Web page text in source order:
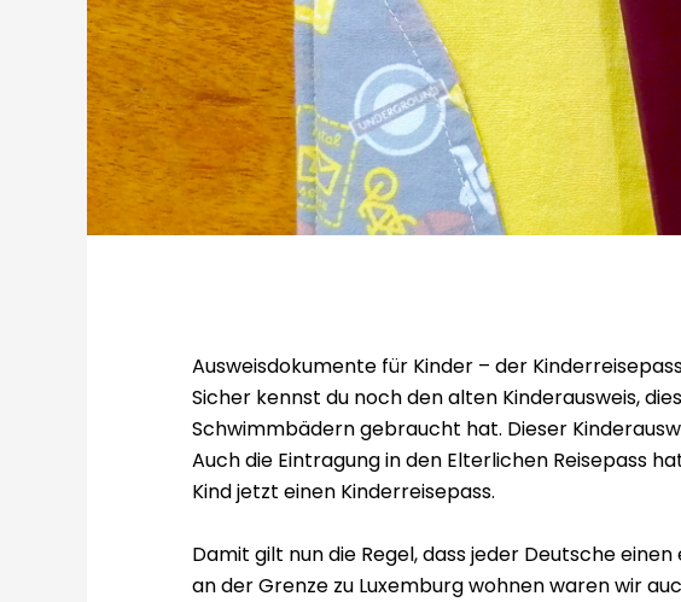
Ausweisdokumente für Kinder – der
Sicher kennst du noch den alten Kinderausweis,
Schwimmbädern gebraucht hat. Dieser
Auch die Eintragung in den Elterlichen Reisepass
Kind jetzt einen Kinderreisepass.
Damit gilt nun die Regel, dass jeder Deutsche
an der Grenze zu Luxemburg wohnen waren wir